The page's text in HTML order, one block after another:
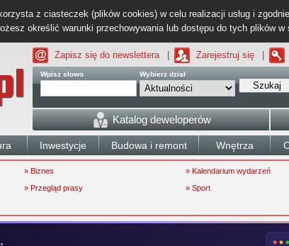
z ciasteczek (plików cookies) w celu realizacji usług i
określić warunki przechowywania lub dostępu do tych plików w
Zapisz się do newslettera Zarejestruj się
Wpisz słowo Wybierz dział
Szukaj
Katalog deweloperów
Inwestycje Budowa i remont Wnętrza
» Biznes » Kalendarium wydarzeń
» Przegląd prasy » Sport